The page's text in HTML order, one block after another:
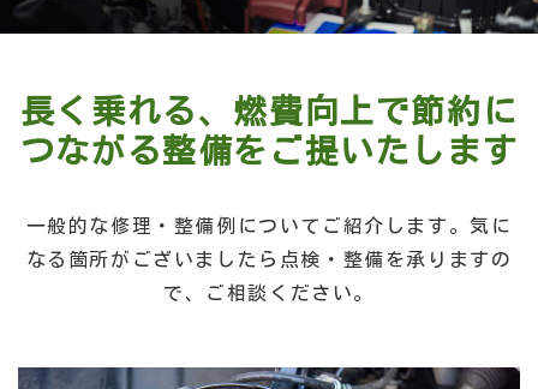
長く乗れる、燃費向上で節約に
つながる整備をご提いたします
一般的な修理・整備例についてご紹介します。気に
なる箇所がございましたら点検・整備を承りますの
で、ご相談ください。